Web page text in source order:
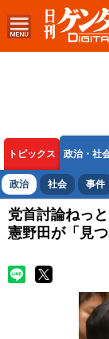
トピックス 政治・社
ボートレース 競輪
政治 社会 事件
党首討論ねっ
憲野田が「見